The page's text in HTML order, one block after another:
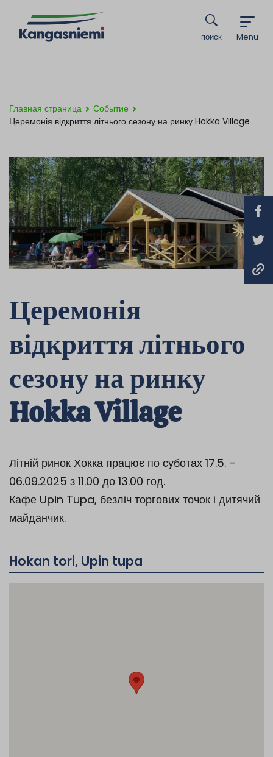
Menu
поиск
Главная страница
Событие
Церемонія відкриття літнього сезону на ринку Hokka Village
Церемонія
відкриття літнього
сезону на ринку
Hokka Village
Літній ринок Хокка працює по суботах 17.5. –
06.09.2025 з 11.00 до 13.00 год.
Кафе Upin Tupa, безліч торгових точок і дитячий
майданчик.
Hokan tori, Upin tupa